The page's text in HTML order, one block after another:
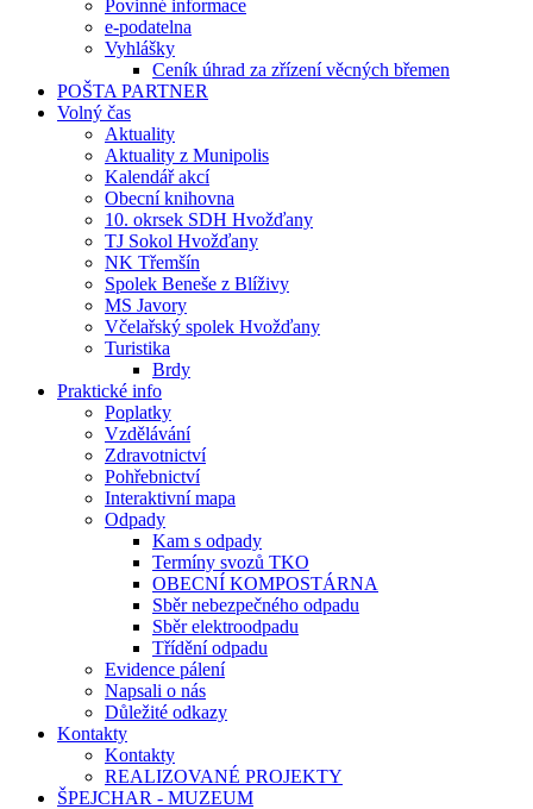
Povinné informace
e-podatelna
Vyhlášky
Ceník úhrad za zřízení věcných břemen
POŠTA PARTNER
Volný čas
Aktuality
Aktuality z Munipolis
Kalendář akcí
Obecní knihovna
10. okrsek SDH Hvožďany
TJ Sokol Hvožďany
NK Třemšín
Spolek Beneše z Blíživy
MS Javory
Včelařský spolek Hvožďany
Turistika
Brdy
Praktické info
Poplatky
Vzdělávání
Zdravotnictví
Pohřebnictví
Interaktivní mapa
Odpady
Kam s odpady
Termíny svozů TKO
OBECNÍ KOMPOSTÁRNA
Sběr nebezpečného odpadu
Sběr elektroodpadu
Třídění odpadu
Evidence pálení
Napsali o nás
Důležité odkazy
Kontakty
Kontakty
REALIZOVANÉ PROJEKTY
ŠPEJCHAR - MUZEUM